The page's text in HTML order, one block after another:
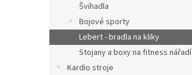
Švihadla
Bojové sporty
Lebert - bradla na kliky
Stojany a boxy na fitness nářadí
Kardio stroje